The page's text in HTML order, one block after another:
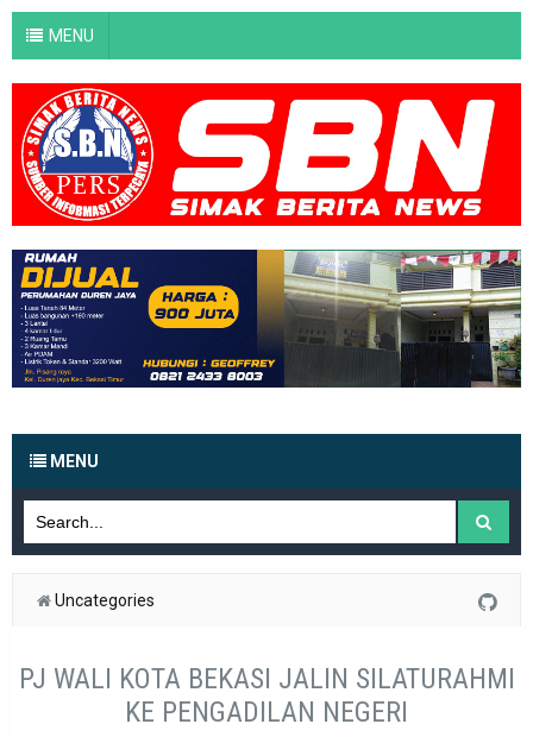
MENU
MENU
Uncategories
PJ WALI KOTA BEKASI JALIN SILATURAHMI
KE PENGADILAN NEGERI